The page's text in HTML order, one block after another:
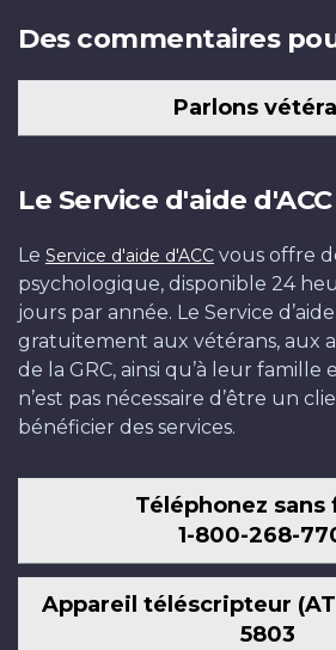
Des commentaires
Parlons
Le Service d'aide d'ACC
Le Service d'aide d'ACC vous offre
psychologique, disponible 24
jours par année. Le Service
gratuitement aux vétérans, aux
de la GRC, ainsi qu’à leur famille
n’est pas nécessaire d’être un
bénéficier des services.
Téléphonez sans
1-800-268-
Appareil téléscripteur
5803